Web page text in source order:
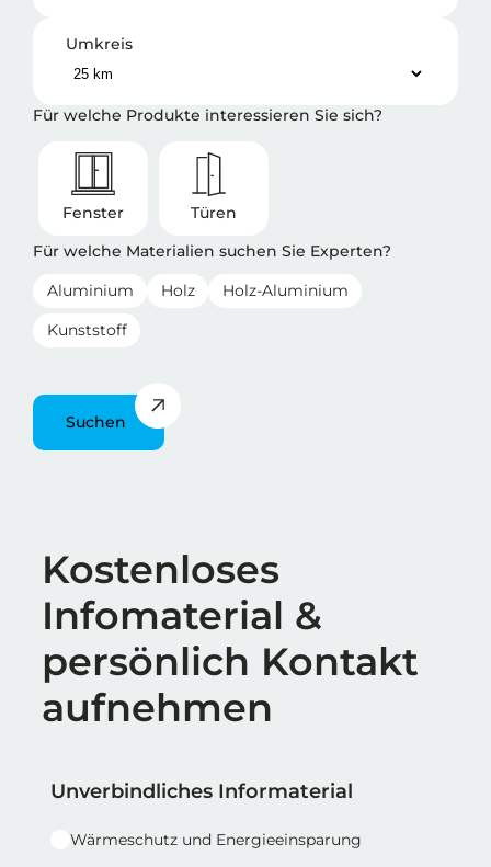
Umkreis
Für welche Produkte interessieren Sie sich?
Fenster
Türen
Für welche Materialien suchen Sie Experten?
Aluminium Holz
Holz-Aluminium
Kunststoff
Suchen
Überschrift
Kostenloses
Infomaterial &
persönlich Kontakt
aufnehmen
Reihe 1
Reihe 1 | Spalte 1
Unverbindliches Informaterial
Wärmeschutz und Energieeinsparung